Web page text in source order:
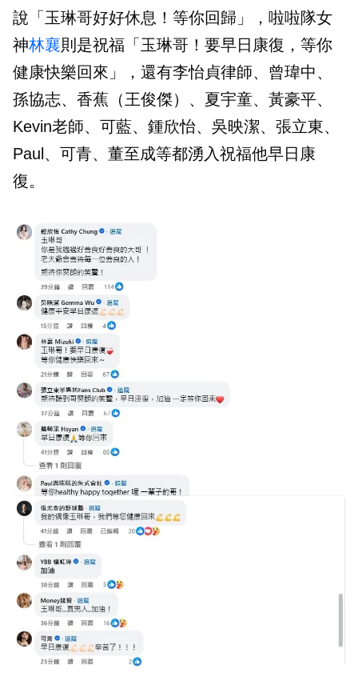
說「玉琳哥好好休息！等你回歸」，啦啦隊女
神林襄則是祝福「玉琳哥！要早日康復，等你
健康快樂回來」，還有李怡貞律師、曾瑋中、
孫協志、香蕉（王俊傑）、夏宇童、黃豪平、
Kevin老師、可藍、鍾欣怡、吳映潔、張立東、
Paul、可青、董至成等都湧入祝福他早日康
復。